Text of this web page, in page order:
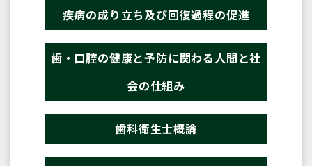
疾病の成り立ち及び回復過程の促進
歯・口腔の健康と予防に関わる人間と社
会の仕組み
歯科衛生士概論